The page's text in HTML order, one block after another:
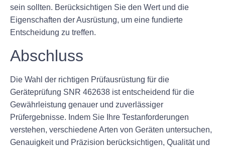
sein sollten. Berücksichtigen Sie den Wert und die
Eigenschaften der Ausrüstung, um eine fundierte
Entscheidung zu treffen.
Abschluss
Die Wahl der richtigen Prüfausrüstung für die
Geräteprüfung SNR 462638 ist entscheidend für die
Gewährleistung genauer und zuverlässiger
Prüfergebnisse. Indem Sie Ihre Testanforderungen
verstehen, verschiedene Arten von Geräten untersuchen,
Genauigkeit und Präzision berücksichtigen, Qualität und